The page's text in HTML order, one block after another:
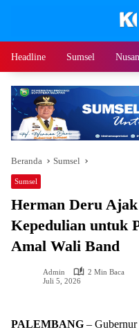
Headline Sumsel
Beranda Sumsel
Sumsel
Herman Deru
Kepedulian untuk
Amal Wali Band
Admin
2 Min Baca
Juli 5, 2026
PALEMBANG – Gubernur